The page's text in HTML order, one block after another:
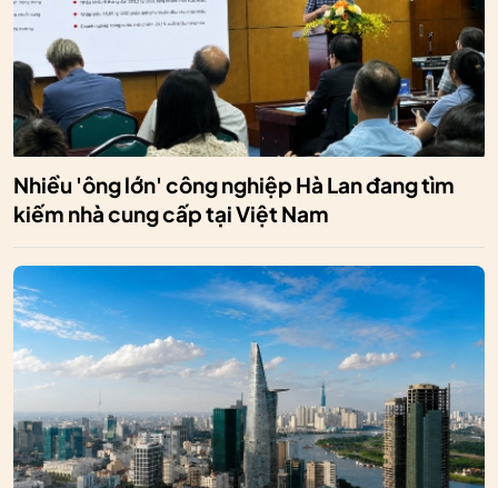
Nhiều 'ông lớn' công nghiệp Hà Lan đang tìm
kiếm nhà cung cấp tại Việt Nam